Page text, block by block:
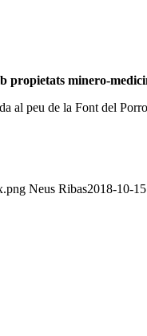
propietats minero-
al peu de la Font del
Neus Ribas2018-10-